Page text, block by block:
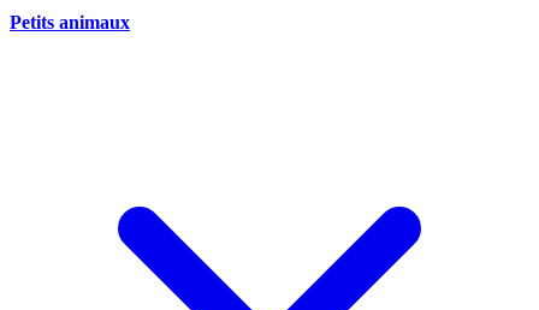
Petits animaux